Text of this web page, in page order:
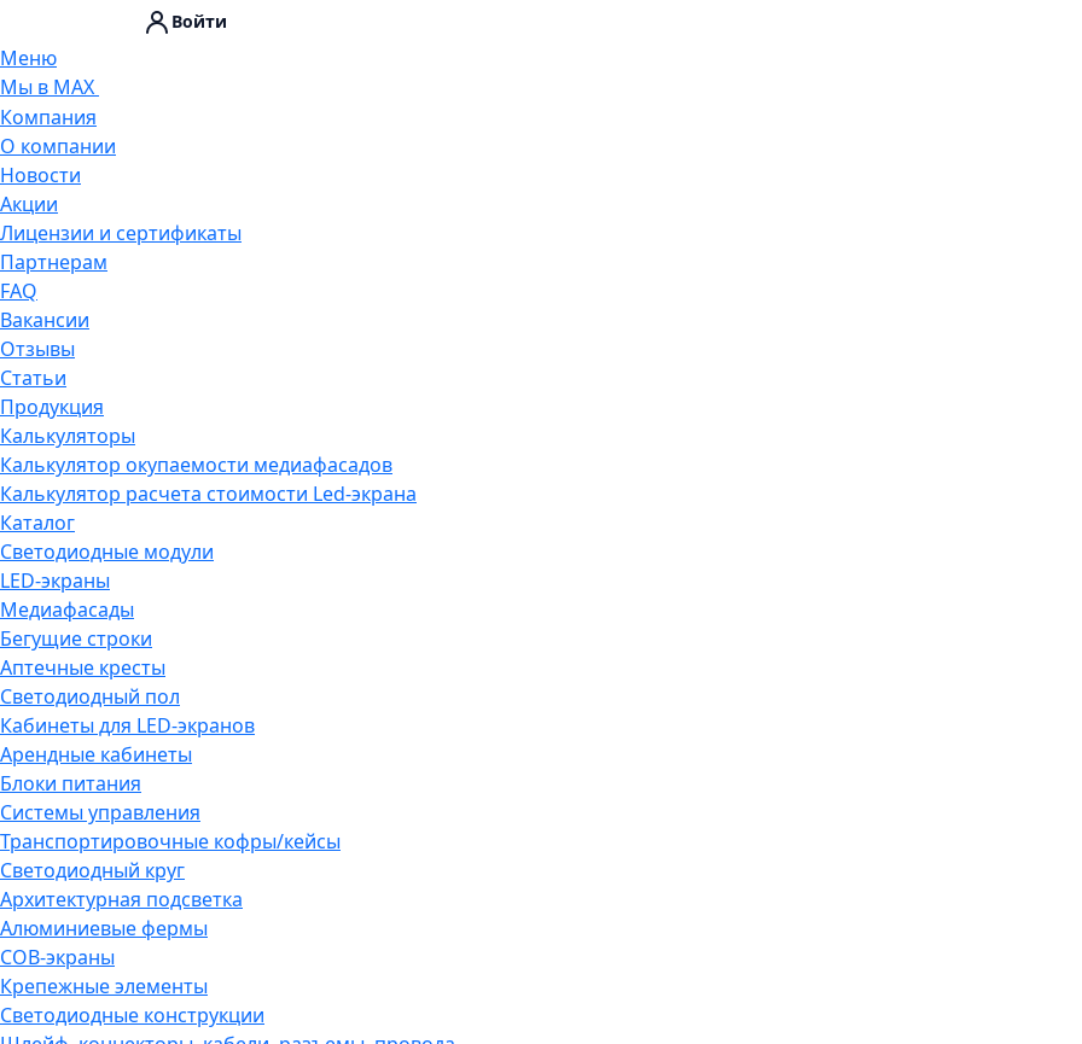
Войти
Меню
Мы в MAX
Компания
О компании
Новости
Акции
Лицензии и сертификаты
Партнерам
FAQ
Вакансии
Отзывы
Статьи
Продукция
Калькуляторы
Калькулятор окупаемости медиафасадов
Калькулятор расчета стоимости Led-экрана
Каталог
Светодиодные модули
LED-экраны
Медиафасады
Бегущие строки
Аптечные кресты
Светодиодный пол
Кабинеты для LED-экранов
Арендные кабинеты
Блоки питания
Системы управления
Транспортировочные кофры/кейсы
Светодиодный круг
Архитектурная подсветка
Алюминиевые фермы
COB-экраны
Крепежные элементы
Светодиодные конструкции